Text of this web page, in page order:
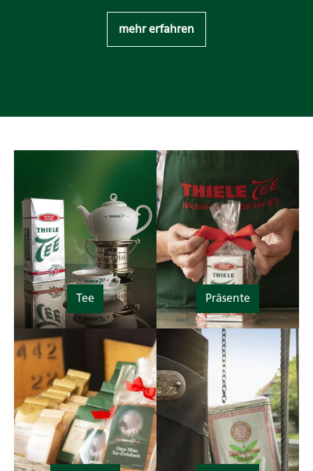
mehr erfahren
Tee Präsente